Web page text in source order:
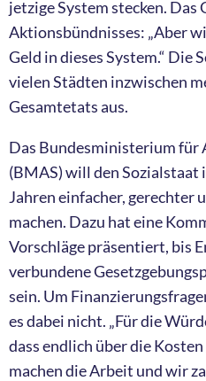
jetzige System stecken. Das
Aktionsbündnisses: „Aber
Geld in dieses System.“ Die
vielen Städten inzwischen
Gesamtetats aus.
Das Bundesministerium für
(BMAS) will den Sozialstaat
Jahren einfacher, gerechter
machen. Dazu hat eine
Vorschläge präsentiert, bis
verbundene
sein. Um
es dabei nicht. „Für die
dass endlich über die
machen die Arbeit und wir